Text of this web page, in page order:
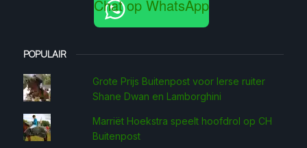
Chat op WhatsApp
POPULAIR
Grote Prijs Buitenpost voor Ierse ruiter
Shane Dwan en Lamborghini
Marriët Hoekstra speelt hoofdrol op CH
Buitenpost